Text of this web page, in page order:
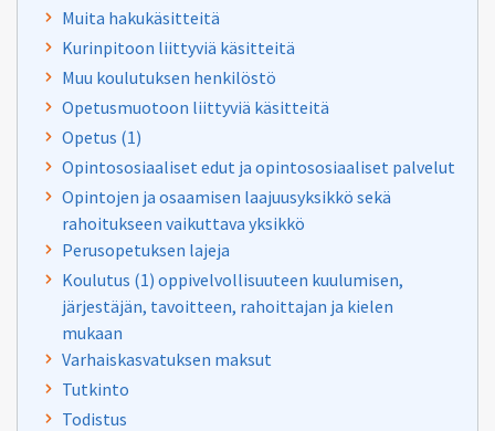
Muita hakukäsitteitä
Kurinpitoon liittyviä käsitteitä
Muu koulutuksen henkilöstö
Opetusmuotoon liittyviä käsitteitä
Opetus (1)
Opintososiaaliset edut ja opintososiaaliset palvelut
Opintojen ja osaamisen laajuusyksikkö sekä
rahoitukseen vaikuttava yksikkö
Perusopetuksen lajeja
Koulutus (1) oppivelvollisuuteen kuulumisen,
järjestäjän, tavoitteen, rahoittajan ja kielen
mukaan
Varhaiskasvatuksen maksut
Tutkinto
Todistus